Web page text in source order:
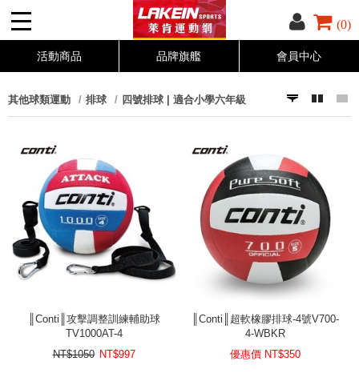
(0)
活動商品 品牌旗艦 會員中心
其他球類運動 排球 四號排球 | 適合小學六年級
║Conti║攻擊調整訓練輔助球
TV1000AT-4
NT$1050 NT$997
║Conti║超軟橡膠排球-4號V700-
4-WBKR
優惠價 NT$350